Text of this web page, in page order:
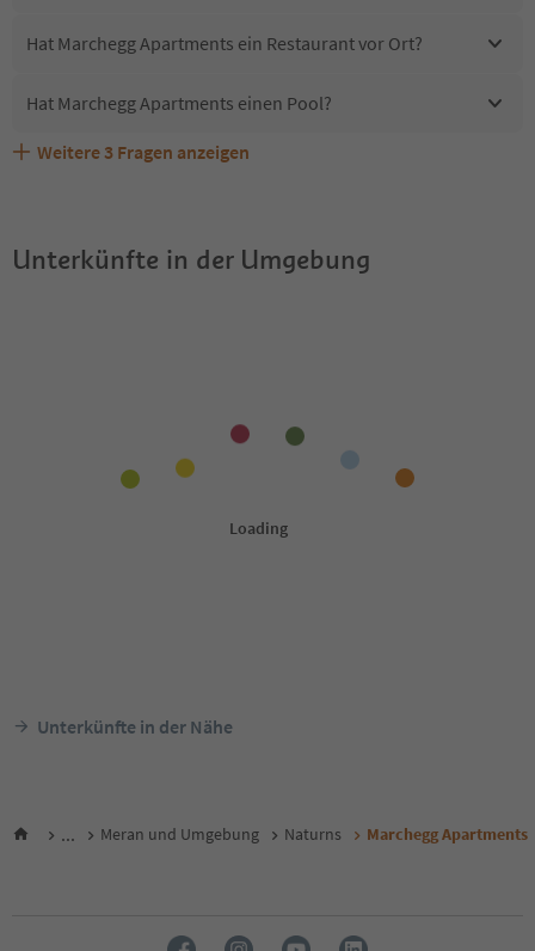
Hat Marchegg Apartments ein Restaurant vor Ort?
Hat Marchegg Apartments einen Pool?
Sind Haustiere in der Unterkunft Marchegg Apartments
Welche Services bietet Marchegg Apartments?
Erhalten die Gäste von Marchegg Apartments einen
Weitere 3 Fragen anzeigen
Unterkünfte in der Umgebung
Unterkünfte in der Nähe
... Meran und Umgebung Naturns Marchegg Apartments